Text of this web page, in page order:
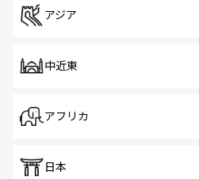
アジア
中近東
アフリカ
日本